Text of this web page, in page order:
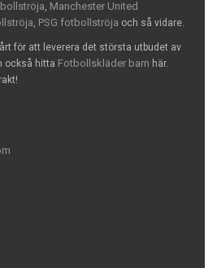
, Manchester United
, PSG fotbollströja och så vidare.
för att leverera det största utbudet av
också hitta Fotbollskläder barn här.